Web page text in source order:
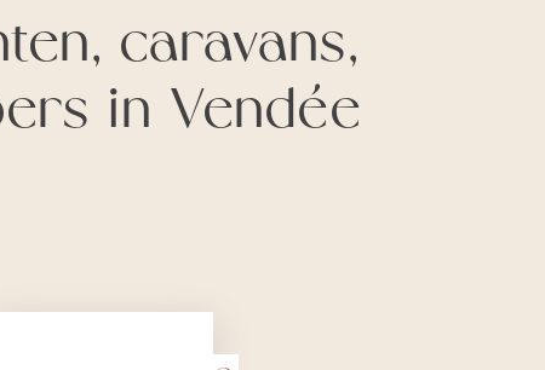
caravans,
in Vendée